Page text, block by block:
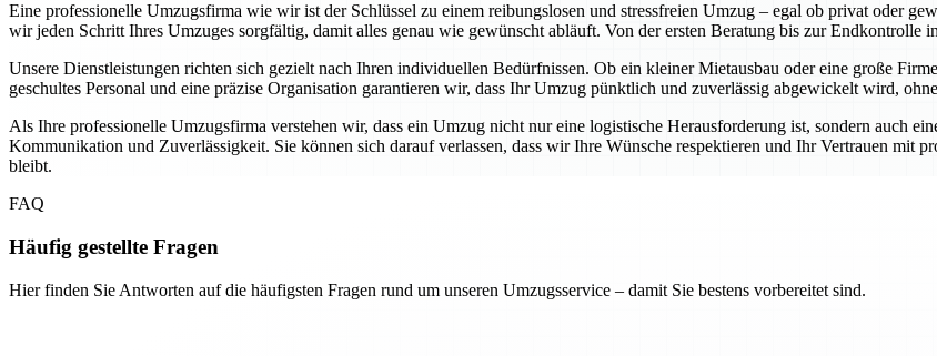
Eine professionelle Umzugsfirma wie wir ist der Schlüssel zu einem reibungslosen und stressfreien Umzug – egal ob privat oder
wir jeden Schritt Ihres Umzuges sorgfältig, damit alles genau wie gewünscht abläuft. Von der ersten Beratung bis zur Endkontrolle
Unsere Dienstleistungen richten sich gezielt nach Ihren individuellen Bedürfnissen. Ob ein kleiner Mietausbau oder eine große
geschultes Personal und eine präzise Organisation garantieren wir, dass Ihr Umzug pünktlich und zuverlässig abgewickelt wird,
Als Ihre professionelle Umzugsfirma verstehen wir, dass ein Umzug nicht nur eine logistische Herausforderung ist, sondern auch
Kommunikation und Zuverlässigkeit. Sie können sich darauf verlassen, dass wir Ihre Wünsche respektieren und Ihr Vertrauen mit
bleibt.
FAQ
Häufig gestellte Fragen
Hier finden Sie Antworten auf die häufigsten Fragen rund um unseren Umzugsservice – damit Sie bestens vorbereitet sind.